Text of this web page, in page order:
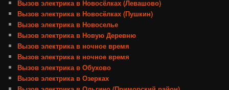
Вызов электрика в Новосёлках (Левашово)
Вызов электрика в Новосёлках (Пушкин)
Вызов электрика в Новоселье
Вызов электрика в Новую Деревню
Вызов электрика в ночное время
Вызов электрика в ночное время
Вызов электрика в Обухово
Вызов электрика в Озерках